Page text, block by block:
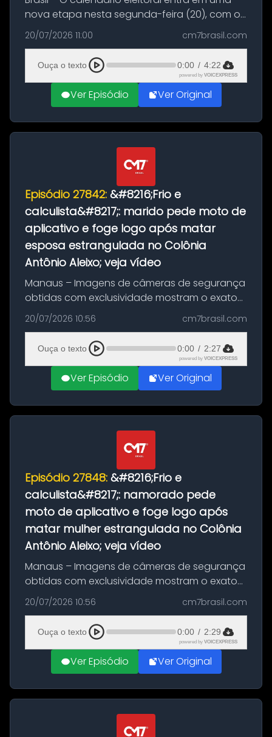
nova etapa nesta segunda-feira (20), com o
início do período destinado às convenções
partidárias. Até 5 de agosto, partidos e
federações poderão oficializa...
20/07/2026 11:00 cm7brasil.com
Ouça o texto 0:00 / 4:22
powered by VOICEXPRESS
Ver Episódio Ver Original
Episódio 27842: &#8216;Frio e
calculista&#8217;: marido pede moto de
aplicativo e foge logo após matar
esposa estrangulada no Colônia
Antônio Aleixo; veja vídeo
Manaus – Imagens de câmeras de segurança
obtidas com exclusividade mostram o exato
momento da fuga do principal suspeito da
morte de Larissa Araújo, de 28 anos. O crime
ocorreu na noite deste último d...
20/07/2026 10:56 cm7brasil.com
Ouça o texto 0:00 / 2:27
powered by VOICEXPRESS
Ver Episódio Ver Original
Episódio 27848: &#8216;Frio e
calculista&#8217;: namorado pede
moto de aplicativo e foge logo após
matar mulher estrangulada no Colônia
Antônio Aleixo; veja vídeo
Manaus – Imagens de câmeras de segurança
obtidas com exclusividade mostram o exato
momento da fuga do principal suspeito da
morte de Larissa Araújo, de 28 anos. O crime
ocorreu na noite deste último d...
20/07/2026 10:56 cm7brasil.com
Ouça o texto 0:00 / 2:29
powered by VOICEXPRESS
Ver Episódio Ver Original